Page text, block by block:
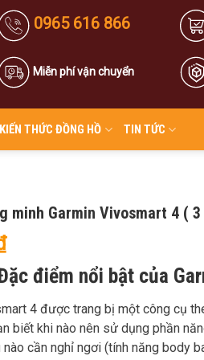
0965 616 866
Miễn phí vận chuyển
KIẾN THỨC ĐỒNG HỒ TIN TỨC
minh Garmin Vivosmart 4 ( 3
điểm nổi bật của
4 được trang bị một công cụ
biết khi nào nên sử dụng phần
nào cần nghỉ ngơi (tính năng body